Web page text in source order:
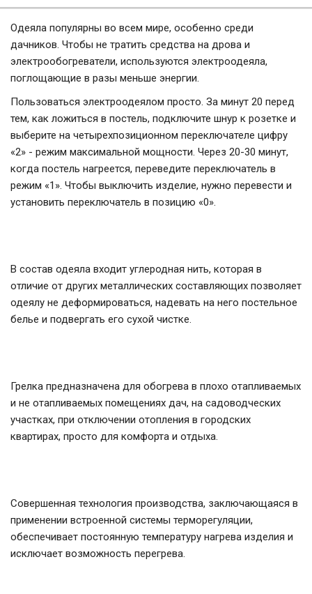
Одеяла популярны во всем мире, особенно среди
дачников. Чтобы не тратить средства на дрова и
электрообогреватели, используются электроодеяла,
поглощающие в разы меньше энергии.
Пользоваться электроодеялом просто. За минут 20 перед
тем, как ложиться в постель, подключите шнур к розетке и
выберите на четырехпозиционном переключателе цифру
«2» - режим максимальной мощности. Через 20-30 минут,
когда постель нагреется, переведите переключатель в
режим «1». Чтобы выключить изделие, нужно перевести и
установить переключатель в позицию «0».
В состав одеяла входит углеродная нить, которая в
отличие от других металлических составляющих позволяет
одеялу не деформироваться, надевать на него постельное
белье и подвергать его сухой чистке.
Грелка предназначена для обогрева в плохо отапливаемых
и не отапливаемых помещениях дач, на садоводческих
участках, при отключении отопления в городских
квартирах, просто для комфорта и отдыха.
Совершенная технология производства, заключающаяся в
применении встроенной системы терморегуляции,
обеспечивает постоянную температуру нагрева изделия и
исключает возможность перегрева.